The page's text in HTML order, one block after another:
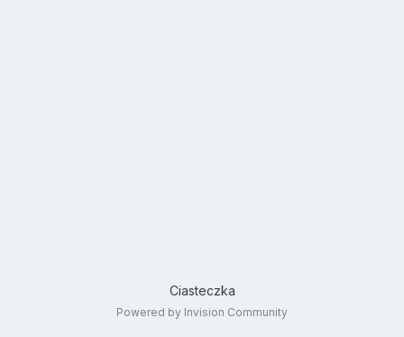
Ciasteczka
Powered by Invision Community